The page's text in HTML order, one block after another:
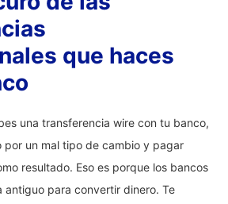
que haces
una transferencia wire con tu banco,
por un mal tipo de cambio y pagar
resultado. Eso es porque los bancos
antiguo para convertir dinero. Te